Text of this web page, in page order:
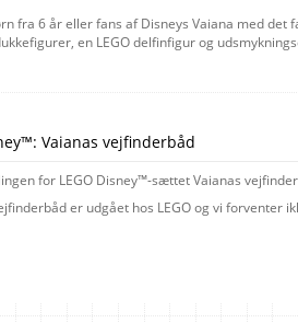
fra 6 år eller fans af Disneys Vaiana med
en LEGO delfinfigur og
sig selv eller føjes til andre LEGO ǀ Disney-
Vaianas vejfinderbåd
for LEGO Disney™-sættet Vaianas
er udgået hos LEGO og vi forventer